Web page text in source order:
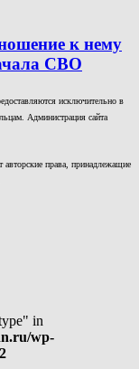
к нему
СВО
исключительно в
Администрация сайта
права, принадлежащие
in
wp-